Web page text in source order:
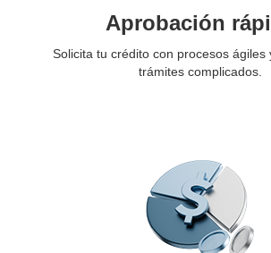
Aprobación
Solicita tu crédito con procesos ágiles
trámites complicados.